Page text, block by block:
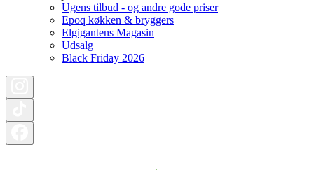
Ugens tilbud - og andre gode priser
Epoq køkken & bryggers
Elgigantens Magasin
Udsalg
Black Friday 2026